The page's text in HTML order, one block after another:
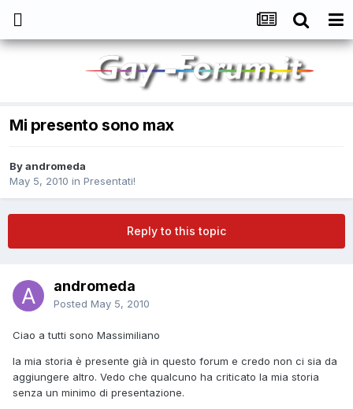
Mi presento sono max
Byandromeda
May 5, 2010 in Presentati!
Reply to this topic
andromeda
Posted May 5, 2010
Ciao a tutti sono Massimiliano
la mia storia è presente già in questo forum e credo non ci sia da
aggiungere altro. Vedo che qualcuno ha criticato la mia storia
senza un minimo di presentazione.